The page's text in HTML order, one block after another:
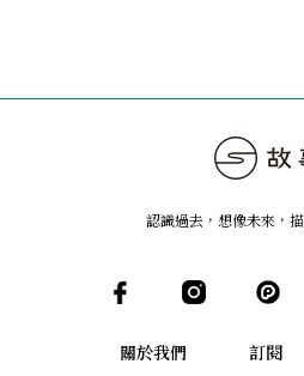
認識過去，想像未來 ，
關於我們 訂閱